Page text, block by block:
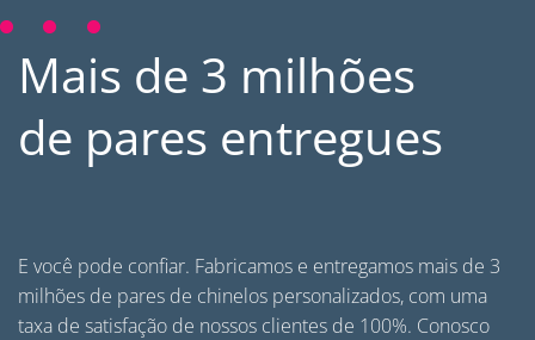
Mais de 3 milhões
de pares entregues
E você pode confiar. Fabricamos e entregamos mais de 3
milhões de pares de chinelos personalizados, com uma
taxa de satisfação de nossos clientes de 100%. Conosco